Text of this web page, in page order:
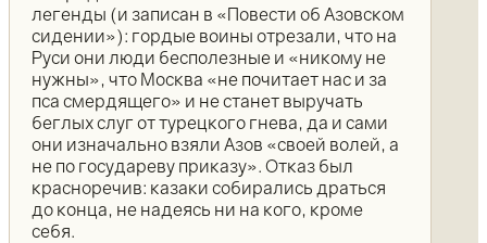
легенды (и записан в «Повести об Азовском
сидении»): гордые воины отрезали, что на
Руси они люди бесполезные и «никому не
нужны», что Москва «не почитает нас и за
пса смердящего» и не станет выручать
беглых слуг от турецкого гнева, да и сами
они изначально взяли Азов «своей волей, а
не по государеву приказу». Отказ был
красноречив: казаки собирались драться
до конца, не надеясь ни на кого, кроме
себя.